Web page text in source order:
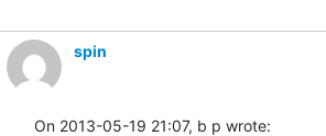
spin
On 2013-05-19 21:07, b p wrote: